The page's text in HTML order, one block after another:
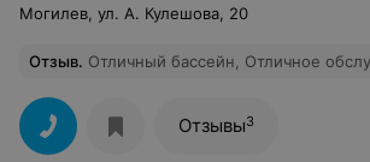
Могилев, ул. А. Кулешова, 20
Отзыв. Отличный бассейн, Отличное
Отзывы3